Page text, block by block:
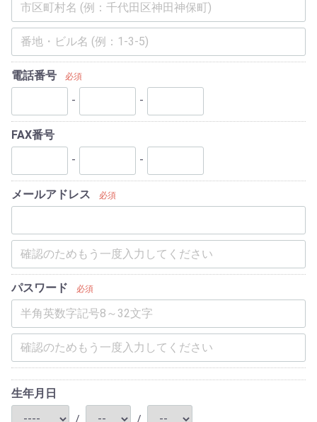
電話番号 必須
- -
FAX番号
-
-
メールアドレス 必須
パスワード 必須
生年月日
/
/